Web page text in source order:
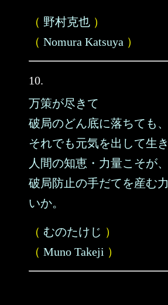
（ 野村克也 ）
（ Nomura Katsuya ）
10.
万策が尽きて
破局のどん底に落ちても、
それでも元気を出して生
人間の知恵・力量こそが、
破局防止の手だてを産む
いか。
（ むのたけじ ）
（ Muno Takeji ）